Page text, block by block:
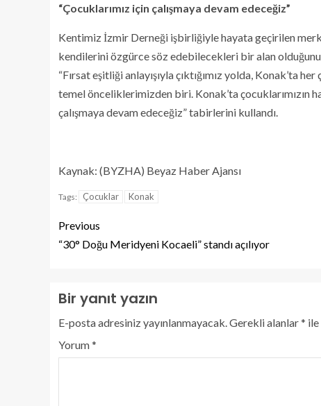
“Çocuklarımız için çalışmaya devam edeceğiz”
Kentimiz İzmir Derneği işbirliğiyle hayata geçirilen
kendilerini özgürce söz edebilecekleri bir alan
“Fırsat eşitliği anlayışıyla çıktığımız yolda, Konak’ta
temel önceliklerimizden biri. Konak’ta çocuklarımızın
çalışmaya devam edeceğiz” tabirlerini kullandı.
Kaynak: (BYZHA) Beyaz Haber Ajansı
Tags: Çocuklar Konak
Previous
“30° Doğu Meridyeni Kocaeli” standı açılıyor
Bir yanıt yazın
E-posta adresiniz yayınlanmayacak.Gerekli alanlar*
Yorum*